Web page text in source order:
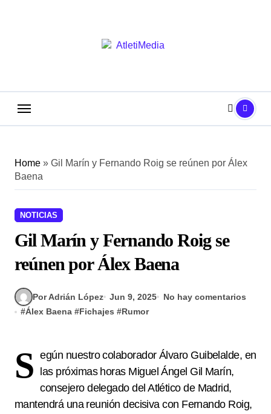
Home » Gil Marín y Fernando Roig se reúnen por Álex
Baena
NOTICIAS
Gil Marín y Fernando Roig se
reúnen por Álex Baena
Por Adrián López Jun 9, 2025
No hay comentarios
#Álex Baena #Fichajes #Rumor
S egún nuestro colaborador Álvaro Guibelalde, en
las próximas horas Miguel Ángel Gil Marín,
consejero delegado del Atlético de Madrid,
mantendrá una reunión decisiva con Fernando Roig,